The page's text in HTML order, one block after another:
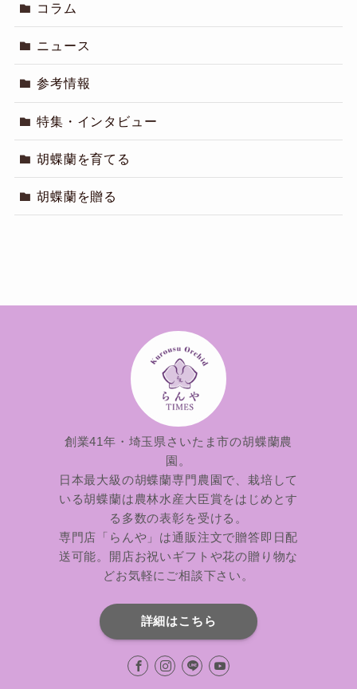
コラム
ニュース
参考情報
特集・インタビュー
胡蝶蘭を育てる
胡蝶蘭を贈る
創業41年・埼玉県さいたま市の胡蝶蘭農
園。
日本最大級の胡蝶蘭専門農園で、栽培して
いる胡蝶蘭は農林水産大臣賞をはじめとす
る多数の表彰を受ける。
専門店「らんや」は通販注文で贈答即日配
送可能。開店お祝いギフトや花の贈り物な
どお気軽にご相談下さい。
詳細はこちら